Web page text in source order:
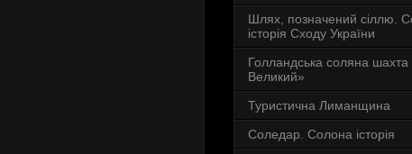
Шлях, позначений сіллю.
історія Сходу України
Голландська соляна
Великий»
Туристична Лиманщина
Соледар. Солона історія